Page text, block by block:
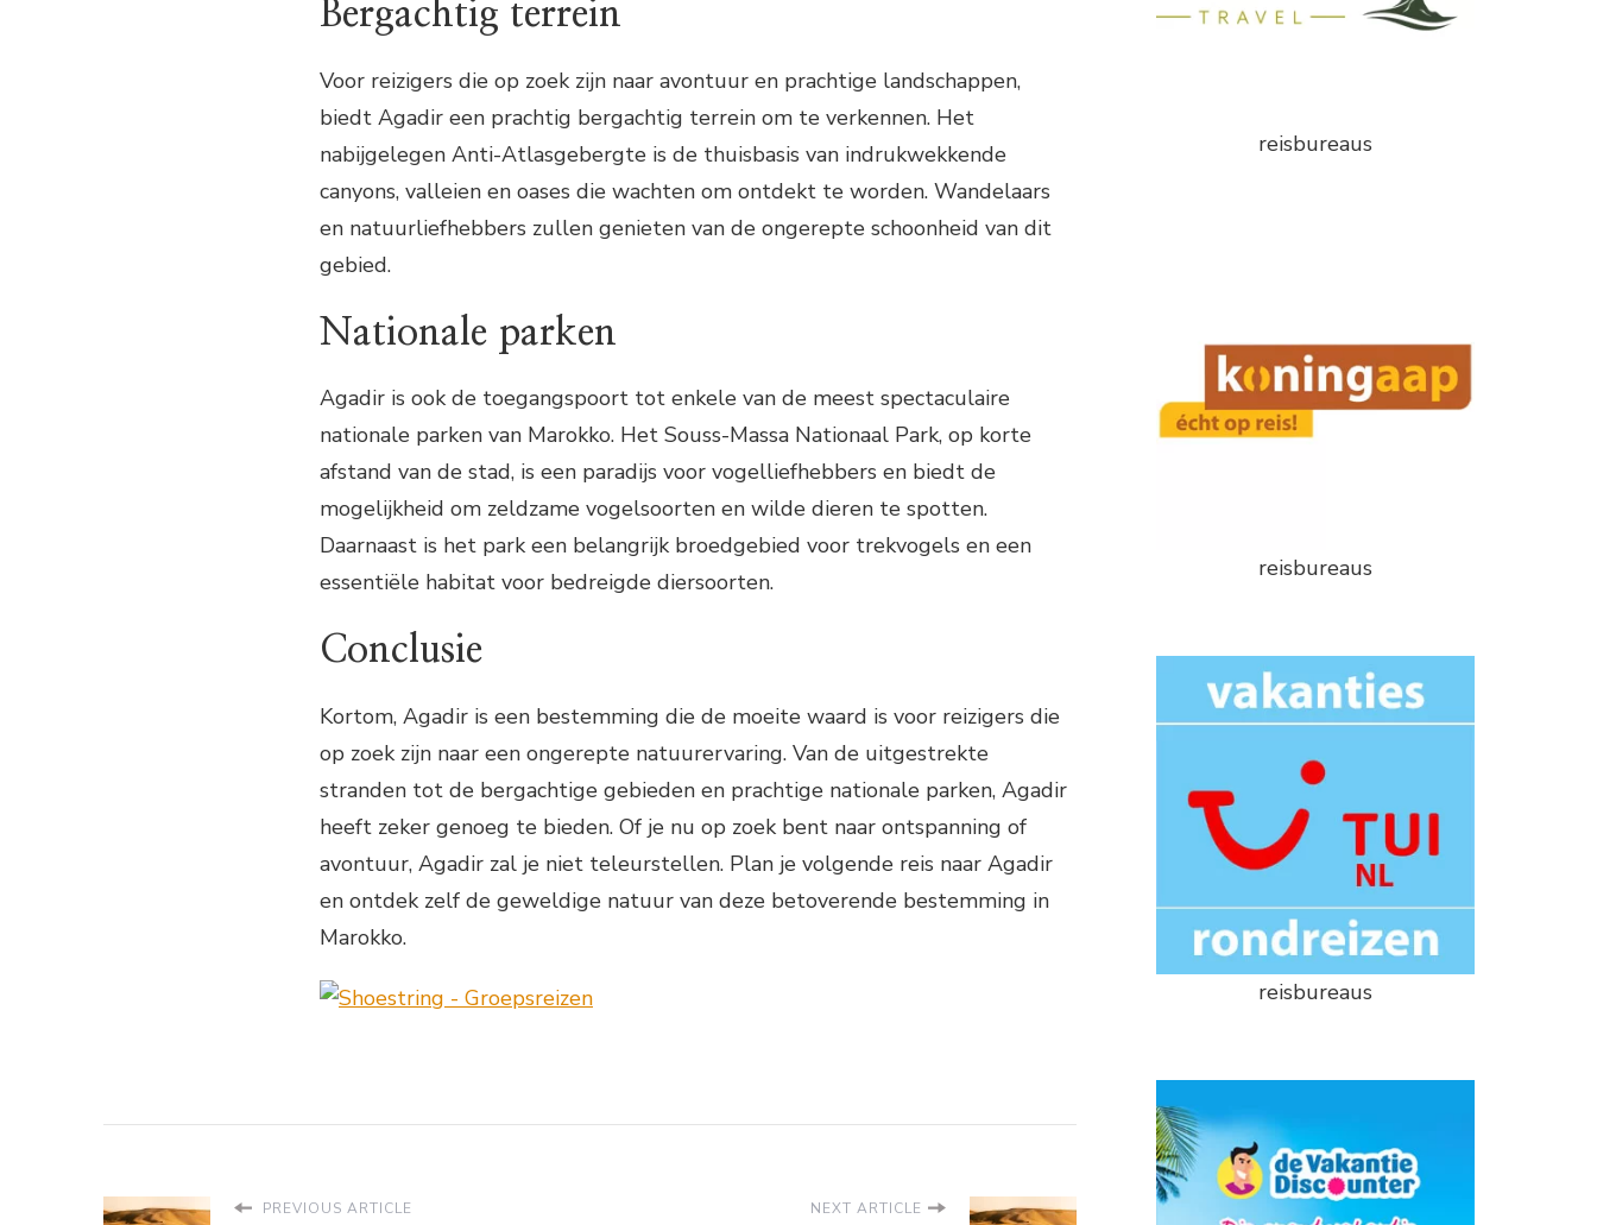
Bergachtig terrein
Voor reizigers die op zoek zijn naar avontuur en prachtige landschappen,
biedt Agadir een prachtig bergachtig terrein om te verkennen. Het
nabijgelegen Anti-Atlasgebergte is de thuisbasis van indrukwekkende
canyons, valleien en oases die wachten om ontdekt te worden. Wandelaars
en natuurliefhebbers zullen genieten van de ongerepte schoonheid van dit
gebied.
Nationale parken
Agadir is ook de toegangspoort tot enkele van de meest spectaculaire
nationale parken van Marokko. Het Souss-Massa Nationaal Park, op korte
afstand van de stad, is een paradijs voor vogelliefhebbers en biedt de
mogelijkheid om zeldzame vogelsoorten en wilde dieren te spotten.
Daarnaast is het park een belangrijk broedgebied voor trekvogels en een
essentiële habitat voor bedreigde diersoorten.
Conclusie
Kortom, Agadir is een bestemming die de moeite waard is voor reizigers die
op zoek zijn naar een ongerepte natuurervaring. Van de uitgestrekte
stranden tot de bergachtige gebieden en prachtige nationale parken, Agadir
heeft zeker genoeg te bieden. Of je nu op zoek bent naar ontspanning of
avontuur, Agadir zal je niet teleurstellen. Plan je volgende reis naar Agadir
en ontdek zelf de geweldige natuur van deze betoverende bestemming in
Marokko.
PREVIOUS ARTICLE NEXT ARTICLE
reisbureaus
reisbureaus
reisbureaus